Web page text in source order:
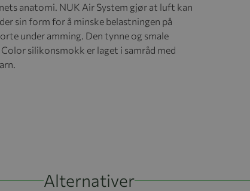
anatomi. NUK Air System gjør at luft kan
sin form for å minske belastningen på
under amming. Den tynne og smale
silikonsmokk er laget i samråd med
Alternativer